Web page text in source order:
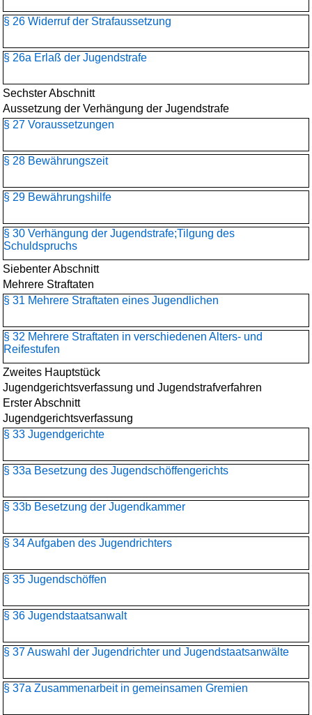
§ 26 Widerruf der Strafaussetzung
§ 26a Erlaß der Jugendstrafe
Sechster Abschnitt
Aussetzung der Verhängung der Jugendstrafe
§ 27 Voraussetzungen
§ 28 Bewährungszeit
§ 29 Bewährungshilfe
§ 30 Verhängung der Jugendstrafe;Tilgung des
Schuldspruchs
Siebenter Abschnitt
Mehrere Straftaten
§ 31 Mehrere Straftaten eines Jugendlichen
§ 32 Mehrere Straftaten in verschiedenen Alters- und
Reifestufen
Zweites Hauptstück
Jugendgerichtsverfassung und Jugendstrafverfahren
Erster Abschnitt
Jugendgerichtsverfassung
§ 33 Jugendgerichte
§ 33a Besetzung des Jugendschöffengerichts
§ 33b Besetzung der Jugendkammer
§ 34 Aufgaben des Jugendrichters
§ 35 Jugendschöffen
§ 36 Jugendstaatsanwalt
§ 37 Auswahl der Jugendrichter und Jugendstaatsanwälte
§ 37a Zusammenarbeit in gemeinsamen Gremien